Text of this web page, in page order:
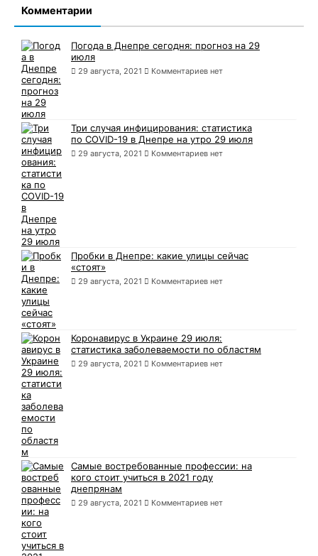
Комментарии
Погода в Днепре сегодня: прогноз на 29
июля
29 августа, 2021 Комментариев нет
Три случая инфицирования: статистика
по COVID-19 в Днепре на утро 29 июля
29 августа, 2021 Комментариев нет
Пробки в Днепре: какие улицы сейчас
«стоят»
29 августа, 2021 Комментариев нет
Коронавирус в Украине 29 июля:
статистика заболеваемости по областям
29 августа, 2021 Комментариев нет
Самые востребованные профессии: на
кого стоит учиться в 2021 году
днепрянам
29 августа, 2021 Комментариев нет